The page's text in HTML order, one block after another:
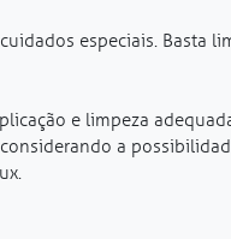
especiais. Basta
e limpeza
a